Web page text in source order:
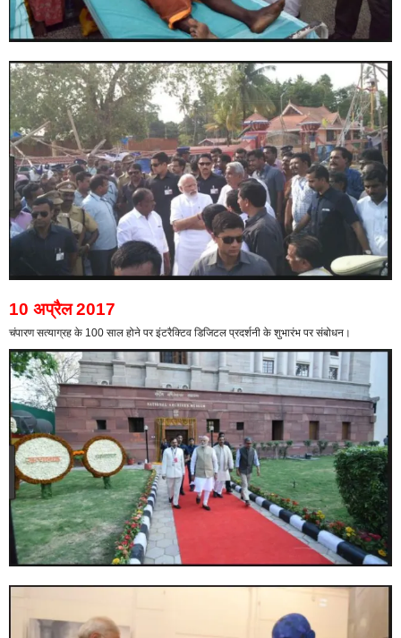
10 अप्रैल 2017
चंपारण सत्याग्रह के 100 साल होने पर इंटरैक्टिव डिजिटल प्रदर्शनी के शुभारंभ पर संबोधन।